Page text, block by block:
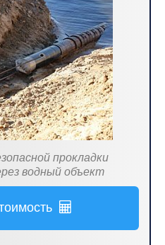
прокладки
водный объект